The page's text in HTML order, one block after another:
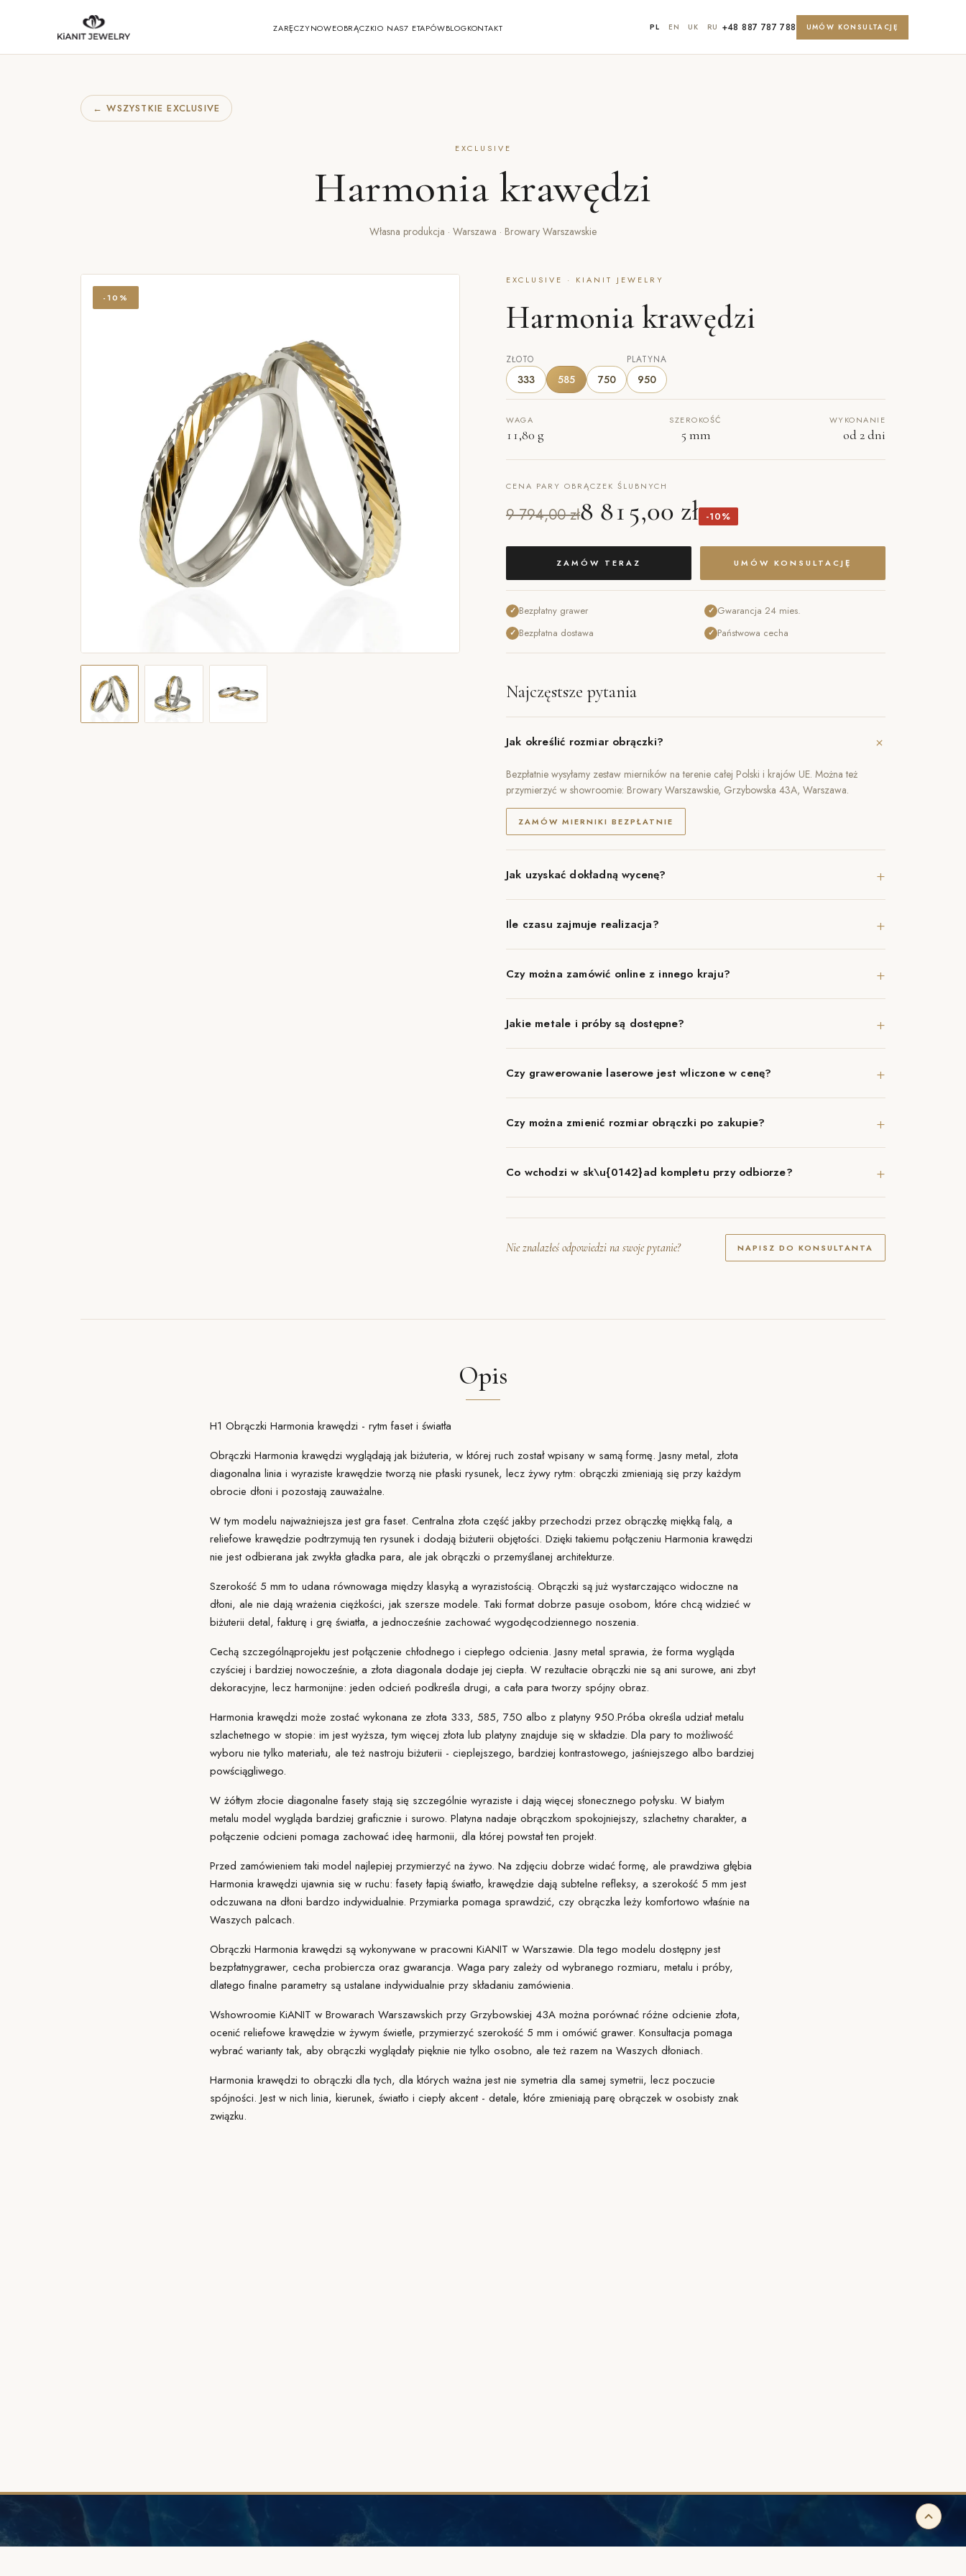
ZARĘCZYNOWEOBRĄCZKIO NAS7 ETAPÓWBLOGKONTAKT PL EN UK RU +48 887 787 788 UMÓW KONSULTACJĘ
← WSZYSTKIE EXCLUSIVE
EXCLUSIVE
Harmonia krawędzi
Własna produkcja · Warszawa · Browary Warszawskie
-10%
EXCLUSIVE · KIANIT JEWELRY
Harmonia krawędzi
ZŁOTO
333 585 750
PLATYNA
950
WAGA
11,80 g
SZEROKOŚĆ
5 mm
WYKONANIE
od 2 dni
CENA PARY OBRĄCZEK ŚLUBNYCH
9 794,00 zł8 815,00 zł -10%
ZAMÓW TERAZ UMÓW KONSULTACJĘ
✓ Bezpłatny grawer
✓ Bezpłatna dostawa
✓ Gwarancja 24 mies.
✓ Państwowa cecha
Najczęstsze pytania
Jak określić rozmiar obrączki? +
Bezpłatnie wysyłamy zestaw mierników na terenie całej Polski i krajów UE. Można też
przymierzyć w showroomie: Browary Warszawskie, Grzybowska 43A, Warszawa.
ZAMÓW MIERNIKI BEZPŁATNIE
Jak uzyskać dokładną wycenę? +
Ile czasu zajmuje realizacja? +
Czy można zamówić online z innego kraju? +
Jakie metale i próby są dostępne? +
Czy grawerowanie laserowe jest wliczone w cenę? +
Czy można zmienić rozmiar obrączki po zakupie? +
Co wchodzi w sk\u{0142}ad kompletu przy odbiorze? +
Nie znalazłeś odpowiedzi na swoje pytanie? NAPISZ DO KONSULTANTA
Opis
H1 Obrączki Harmonia krawędzi - rytm faset i światła
Obrączki Harmonia krawędzi wyglądają jak biżuteria, w której ruch został wpisany w samą formę. Jasny metal, złota
diagonalna linia i wyraziste krawędzie tworzą nie płaski rysunek, lecz żywy rytm: obrączki zmieniają się przy każdym
obrocie dłoni i pozostają zauważalne.
W tym modelu najważniejsza jest gra faset. Centralna złota część jakby przechodzi przez obrączkę miękką falą, a
reliefowe krawędzie podtrzymują ten rysunek i dodają biżuterii objętości. Dzięki takiemu połączeniu Harmonia krawędzi
nie jest odbierana jak zwykła gładka para, ale jak obrączki o przemyślanej architekturze.
Szerokość 5 mm to udana równowaga między klasyką a wyrazistością. Obrączki są już wystarczająco widoczne na
dłoni, ale nie dają wrażenia ciężkości, jak szersze modele. Taki format dobrze pasuje osobom, które chcą widzieć w
biżuterii detal, fakturę i grę światła, a jednocześnie zachować wygodęcodziennego noszenia.
Cechą szczególnąprojektu jest połączenie chłodnego i ciepłego odcienia. Jasny metal sprawia, że forma wygląda
czyściej i bardziej nowocześnie, a złota diagonala dodaje jej ciepła. W rezultacie obrączki nie są ani surowe, ani zbyt
dekoracyjne, lecz harmonijne: jeden odcień podkreśla drugi, a cała para tworzy spójny obraz.
Harmonia krawędzi może zostać wykonana ze złota 333, 585, 750 albo z platyny 950.Próba określa udział metalu
szlachetnego w stopie: im jest wyższa, tym więcej złota lub platyny znajduje się w składzie. Dla pary to możliwość
wyboru nie tylko materiału, ale też nastroju biżuterii - cieplejszego, bardziej kontrastowego, jaśniejszego albo bardziej
powściągliwego.
W żółtym złocie diagonalne fasety stają się szczególnie wyraziste i dają więcej słonecznego połysku. W białym
metalu model wygląda bardziej graficznie i surowo. Platyna nadaje obrączkom spokojniejszy, szlachetny charakter, a
połączenie odcieni pomaga zachować ideę harmonii, dla której powstał ten projekt.
Przed zamówieniem taki model najlepiej przymierzyć na żywo. Na zdjęciu dobrze widać formę, ale prawdziwa głębia
Harmonia krawędzi ujawnia się w ruchu: fasety łapią światło, krawędzie dają subtelne refleksy, a szerokość 5 mm jest
odczuwana na dłoni bardzo indywidualnie. Przymiarka pomaga sprawdzić, czy obrączka leży komfortowo właśnie na
Waszych palcach.
Obrączki Harmonia krawędzi są wykonywane w pracowni KiANIT w Warszawie. Dla tego modelu dostępny jest
bezpłatnygrawer, cecha probiercza oraz gwarancja. Waga pary zależy od wybranego rozmiaru, metalu i próby,
dlatego finalne parametry są ustalane indywidualnie przy składaniu zamówienia.
Wshowroomie KiANIT w Browarach Warszawskich przy Grzybowskiej 43A można porównać różne odcienie złota,
ocenić reliefowe krawędzie w żywym świetle, przymierzyć szerokość 5 mm i omówić grawer. Konsultacja pomaga
wybrać warianty tak, aby obrączki wyglądały pięknie nie tylko osobno, ale też razem na Waszych dłoniach.
Harmonia krawędzi to obrączki dla tych, dla których ważna jest nie symetria dla samej symetrii, lecz poczucie
spójności. Jest w nich linia, kierunek, światło i ciepły akcent - detale, które zmieniają parę obrączek w osobisty znak
związku.